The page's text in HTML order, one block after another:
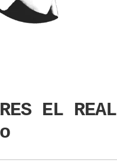
EL